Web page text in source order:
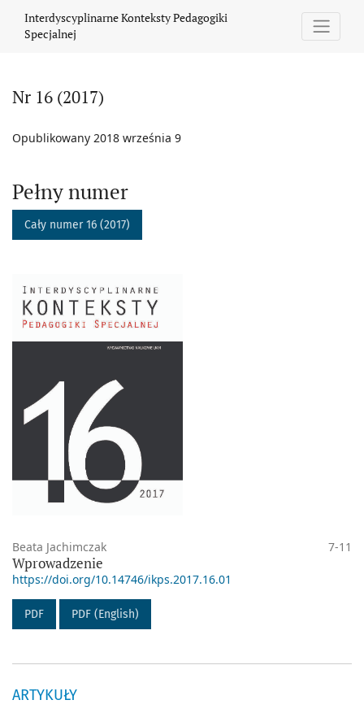
Interdyscyplinarne Konteksty Pedagogiki
Specjalnej
Nr 16 (2017)
Opublikowany 2018 września 9
Pełny numer
Cały numer 16 (2017)
Beata Jachimczak 7-11
Wprowadzenie
https://doi.org/10.14746/ikps.2017.16.01
PDF PDF (English)
ARTYKUŁY